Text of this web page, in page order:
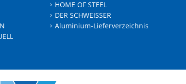
HOME OF STEEL
DER SCHWEISSER
Aluminium-Lieferverzeichnis